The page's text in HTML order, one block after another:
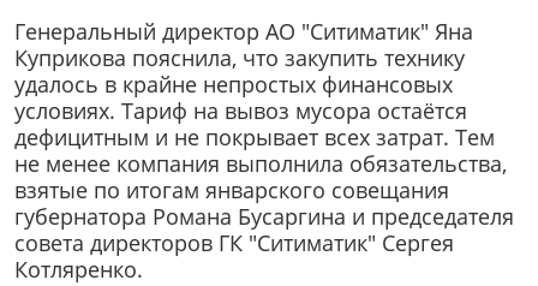
Генеральный директор АО "Ситиматик" Яна
Куприкова пояснила, что закупить технику
удалось в крайне непростых финансовых
условиях. Тариф на вывоз мусора остаётся
дефицитным и не покрывает всех затрат. Тем
не менее компания выполнила обязательства,
взятые по итогам январского совещания
губернатора Романа Бусаргина и председателя
совета директоров ГК "Ситиматик" Сергея
Котляренко.